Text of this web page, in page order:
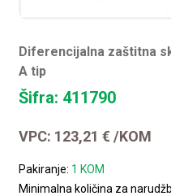
Diferencijalna zaštitna
A tip
Šifra: 411790
VPC: 123,21€ /KOM
Pakiranje: 1 KOM
Minimalna količina za